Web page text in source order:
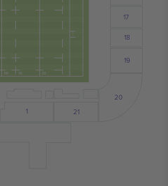
21
20
17
18
19
1